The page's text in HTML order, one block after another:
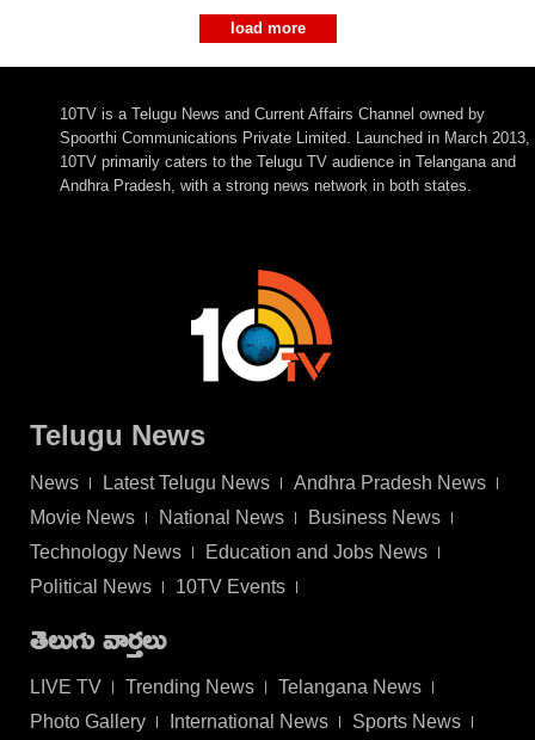
load more
10TV is a Telugu News and Current Affairs Channel owned by
Spoorthi Communications Private Limited. Launched in March 2013,
10TV primarily caters to the Telugu TV audience in Telangana and
Andhra Pradesh, with a strong news network in both states.
Telugu News
News Latest Telugu News
Andhra Pradesh News
Movie News
National News
Business News
Technology News
Education and Jobs News
Political News
10TV Events
తెలుగు వార్తలు
LIVE TV Trending News
Telangana News
Photo Gallery
International News Sports News